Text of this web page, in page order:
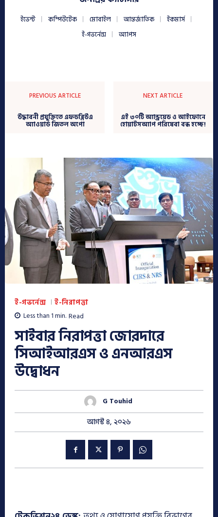
ইভেন্ট কম্পিউটেক মোবাইল আন্তর্জাতিক
ইকমার্স
ই-গভর্নেন্স
অ্যাপস
PREVIOUS ARTICLE
উদ্ধাবনী প্রযুক্তিতে এফডব্লিউএ
অ্যাওয়ার্ড জিতল অপো
NEXT ARTICLE
এই ৩০টি অ্যান্ড্রয়েড ও আইফোনে
হোয়াটসঅ্যাপ পরিষেবা বন্ধ হচ্ছে!